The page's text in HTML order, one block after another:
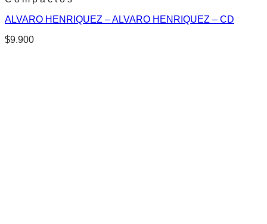
ALVARO HENRIQUEZ – ALVARO HENRIQUEZ – CD
$9.900